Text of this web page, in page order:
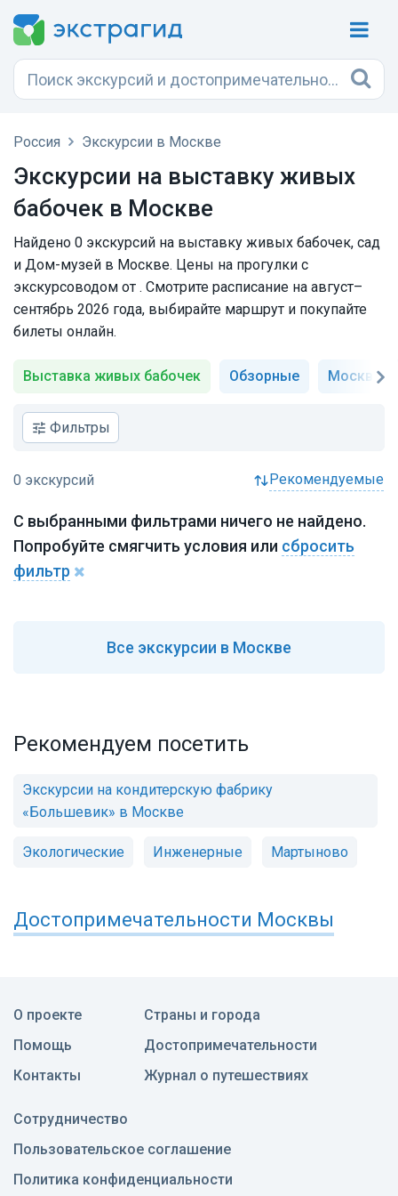
Россия Экскурсии в Москве
Экскурсии на выставку живых
бабочек в Москве
Найдено 0 экскурсий на выставку живых бабочек, сад
и Дом-музей в Москве. Цены на прогулки с
экскурсоводом от . Смотрите расписание на август–
сентябрь 2026 года, выбирайте маршрут и покупайте
билеты онлайн.
Выставка живых бабочек Обзорные Москва-
Фильтры
рекомендуемые
С выбранными фильтрами ничего не найдено.
Попробуйте смягчить условия или сбросить
фильтр
Все экскурсии в Москве
Рекомендуем посетить
Экскурсии на кондитерскую фабрику
«Большевик» в Москве
Экологические Инженерные Мартыново
Достопримечательности Москвы
О проекте
Помощь
Контакты
Страны и города
Достопримечательности
Журнал о путешествиях
Сотрудничество
Пользовательское соглашение
Политика конфиденциальности